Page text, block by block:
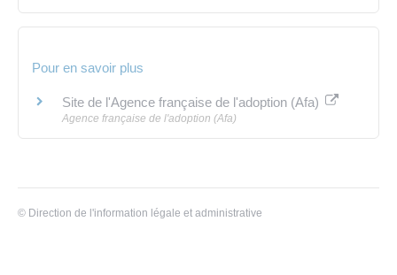
Pour en savoir plus
Site de l'Agence française de l'adoption (Afa)
Agence française de l'adoption (Afa)
© Direction de l'information légale et administrative